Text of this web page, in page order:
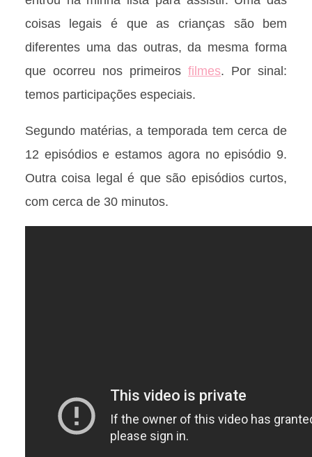
coisas legais é que as crianças são bem
diferentes uma das outras, da mesma forma
que ocorreu nos primeirosfilmes. Por sinal:
temos participações especiais.
Segundo matérias, a temporada tem cerca de
12 episódios e estamos agora no episódio 9.
Outra coisa legal é que são episódios curtos,
com cerca de 30 minutos.